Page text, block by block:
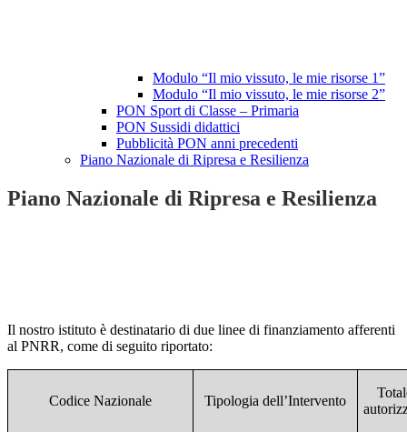
Modulo “Il mio vissuto, le mie risorse 1”
Modulo “Il mio vissuto, le mie risorse 2”
PON Sport di Classe – Primaria
PON Sussidi didattici
Pubblicità PON anni precedenti
Piano Nazionale di Ripresa e Resilienza
Piano Nazionale di Ripresa e Resilienza
Il nostro istituto è destinatario di due linee di finanziamento afferenti
al PNRR, come di seguito riportato:
Codice Nazionale Tipologia dell’Intervento